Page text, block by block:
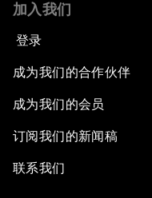
加入我们
登录
成为我们的合作伙伴
成为我们的会员
订阅我们的新闻稿
联系我们